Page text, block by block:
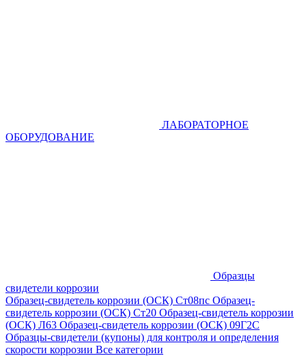
ЛАБОРАТОРНОЕ
ОБОРУДОВАНИЕ
Образцы
свидетели коррозии
Образец-свидетель коррозии (ОСК) Ст08пс Образец-
свидетель коррозии (ОСК) Ст20 Образец-свидетель коррозии
(ОСК) Л63 Образец-свидетель коррозии (ОСК) 09Г2С
Образцы-свидетели (купоны) для контроля и определения
скорости коррозии Все категории